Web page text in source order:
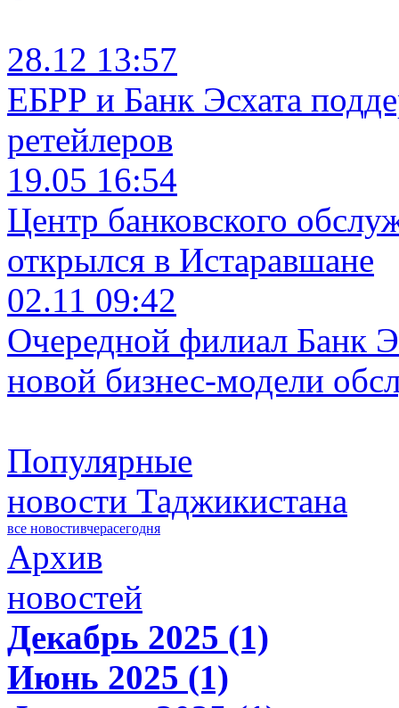
28.12 13:57
ЕБРР и Банк Эсхата
ретейлеров
19.05 16:54
Центр банковского
открылся в Истаравшане
02.11 09:42
Очередной филиал Банк
новой бизнес-модели
Популярные
новости Таджикистана
все новостивчерасегодня
Архив
новостей
Декабрь 2025 (1)
Июнь 2025 (1)